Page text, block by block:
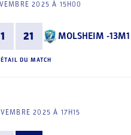
2025 À 15H00
21 MOLSHEIM -13M1
DU MATCH
2025 À 17H15